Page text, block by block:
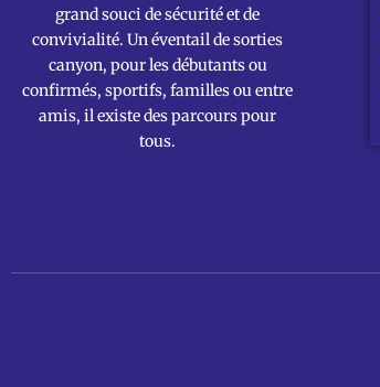
grand souci de sécurité et de
convivialité. Un éventail de sorties
canyon, pour les débutants ou
confirmés, sportifs, familles ou entre
amis, il existe des parcours pour
tous.